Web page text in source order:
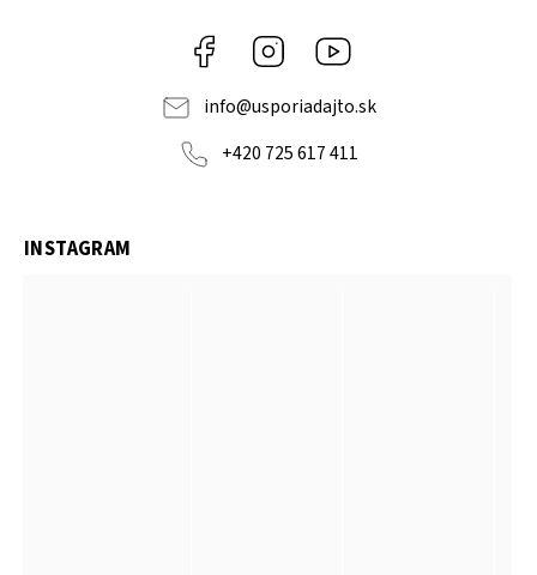
Facebook Instagram
info@usporiadajto.sk
+420 725 617 411
INSTAGRAM